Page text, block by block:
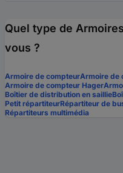
Quel type de
vous ?
Armoire de compteurArmoire de
Armoire de compteur Hager
Boîtier de distribution en saillie
Petit répartiteurRépartiteur de
Répartiteurs multimédia